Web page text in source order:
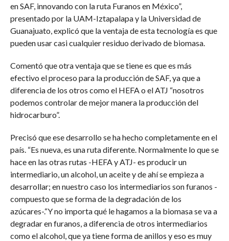
en SAF, innovando con la ruta Furanos en México”,
presentado por la UAM-Iztapalapa y la Universidad de
Guanajuato, explicó que la ventaja de esta tecnología es que
pueden usar casi cualquier residuo derivado de biomasa.
Comentó que otra ventaja que se tiene es que es más
efectivo el proceso para la producción de SAF, ya que a
diferencia de los otros como el HEFA o el ATJ “nosotros
podemos controlar de mejor manera la producción del
hidrocarburo”.
Precisó que ese desarrollo se ha hecho completamente en el
país. “Es nueva, es una ruta diferente. Normalmente lo que se
hace en las otras rutas -HEFA y ATJ- es producir un
intermediario, un alcohol, un aceite y de ahí se empieza a
desarrollar; en nuestro caso los intermediarios son furanos -
compuesto que se forma de la degradación de los
azúcares-.“Y no importa qué le hagamos a la biomasa se va a
degradar en furanos, a diferencia de otros intermediarios
como el alcohol, que ya tiene forma de anillos y eso es muy